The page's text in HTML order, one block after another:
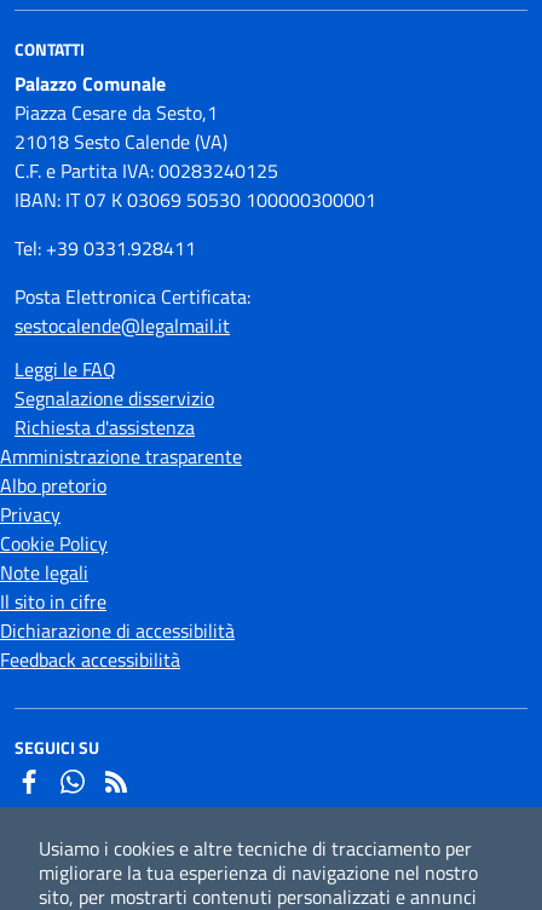
Usiamo i cookies e altre tecniche di tracciamento per
migliorare la tua esperienza di navigazione nel nostro
sito, per mostrarti contenuti personalizzati e annunci
CONTATTI
Palazzo Comunale
Piazza Cesare da Sesto,1
21018 Sesto Calende (VA)
C.F. e Partita IVA: 00283240125
IBAN: IT 07 K 03069 50530 100000300001
Tel: +39 0331.928411
Posta Elettronica Certificata:
sestocalende@legalmail.it
Leggi le FAQ
Segnalazione disservizio
Richiesta d'assistenza
Amministrazione trasparente
Albo pretorio
Privacy
Cookie Policy
Note legali
Il sito in cifre
Dichiarazione di accessibilità
Feedback accessibilità
SEGUICI SU
FacebookWhatsapp
Iscriviti alla newsletter